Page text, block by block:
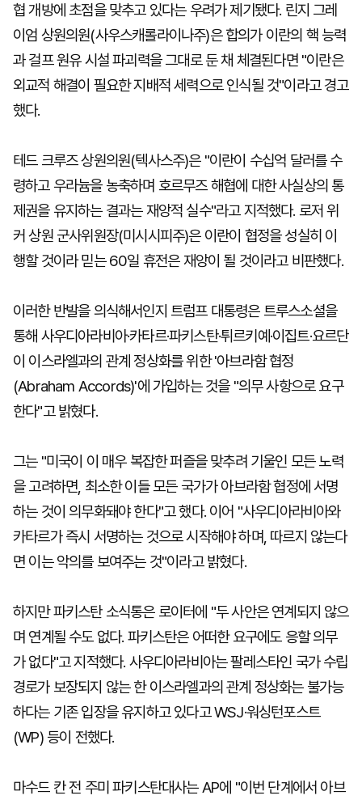
협 개방에 초점을 맞추고 있다는 우려가 제기됐다. 린지 그레
이엄 상원의원(사우스캐롤라이나주)은 합의가 이란의 핵 능력
과 걸프 원유 시설 파괴력을 그대로 둔 채 체결된다면 "이란은
외교적 해결이 필요한 지배적 세력으로 인식될 것"이라고 경고
했다.
테드 크루즈 상원의원(텍사스주)은 "이란이 수십억 달러를 수
령하고 우라늄을 농축하며 호르무즈 해협에 대한 사실상의 통
제권을 유지하는 결과는 재앙적 실수"라고 지적했다. 로저 위
커 상원 군사위원장(미시시피주)은 이란이 협정을 성실히 이
행할 것이라 믿는 60일 휴전은 재앙이 될 것이라고 비판했다.
이러한 반발을 의식해서인지 트럼프 대통령은 트루스소셜을
통해 사우디아라비아·카타르·파키스탄·튀르키예·이집트·요르단
이 이스라엘과의 관계 정상화를 위한 '아브라함 협정
(Abraham Accords)'에 가입하는 것을 "의무 사항으로 요구
한다"고 밝혔다.
그는 "미국이 이 매우 복잡한 퍼즐을 맞추려 기울인 모든 노력
을 고려하면, 최소한 이들 모든 국가가 아브라함 협정에 서명
하는 것이 의무화돼야 한다"고 했다. 이어 "사우디아라비아와
카타르가 즉시 서명하는 것으로 시작해야 하며, 따르지 않는다
면 이는 악의를 보여주는 것"이라고 밝혔다.
하지만 파키스탄 소식통은 로이터에 "두 사안은 연계되지 않으
며 연계될 수도 없다. 파키스탄은 어떠한 요구에도 응할 의무
가 없다"고 지적했다. 사우디아라비아는 팔레스타인 국가 수립
경로가 보장되지 않는 한 이스라엘과의 관계 정상화는 불가능
하다는 기존 입장을 유지하고 있다고 WSJ·워싱턴포스트
(WP) 등이 전했다.
마수드 칸 전 주미 파키스탄대사는 AP에 "이번 단계에서 아브